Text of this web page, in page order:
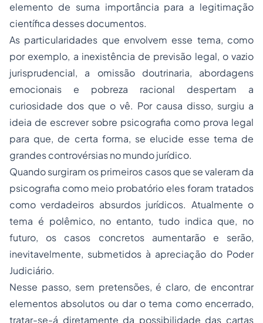
elemento de suma importância para a legitimação
científica desses documentos.
As particularidades que envolvem esse tema, como
por exemplo, a inexistência de previsão legal, o vazio
jurisprudencial, a omissão doutrinaria, abordagens
emocionais e pobreza racional despertam a
curiosidade dos que o vê. Por causa disso, surgiu a
ideia de escrever sobre psicografia como prova legal
para que, de certa forma, se elucide esse tema de
grandes controvérsias no mundo jurídico.
Quando surgiram os primeiros casos que se valeram da
psicografia como meio probatório eles foram tratados
como verdadeiros absurdos jurídicos. Atualmente o
tema é polêmico, no entanto, tudo indica que, no
futuro, os casos concretos aumentarão e serão,
inevitavelmente, submetidos à apreciação do Poder
Judiciário.
Nesse passo, sem pretensões, é claro, de encontrar
elementos absolutos ou dar o tema como encerrado,
tratar-se-á diretamente da possibilidade das cartas